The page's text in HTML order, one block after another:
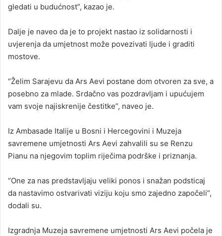
gledati u budućnost”, kazao je.
Dalje je naveo da je to projekt nastao iz solidarnosti i
uvjerenja da umjetnost može povezivati ljude i graditi
mostove.
“Želim Sarajevu da Ars Aevi postane dom otvoren za sve, a
posebno za mlade. Srdačno vas pozdravljam i upućujem
vam svoje najiskrenije čestitke”, naveo je.
Iz Ambasade Italije u Bosni i Hercegovini i Muzeja
savremene umjetnosti Ars Aevi zahvalili su se Renzu
Pianu na njegovim toplim riječima podrške i priznanja.
“One za nas predstavljaju veliki ponos i snažan podsticaj
da nastavimo ostvarivati viziju koju smo zajedno započeli”,
dodali su.
Izgradnja Muzeja savremene umjetnosti Ars Aevi počela je